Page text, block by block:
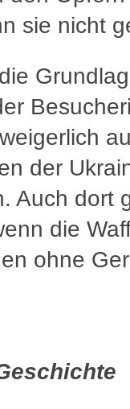
sie nicht
der
Auch dort
die
ohne